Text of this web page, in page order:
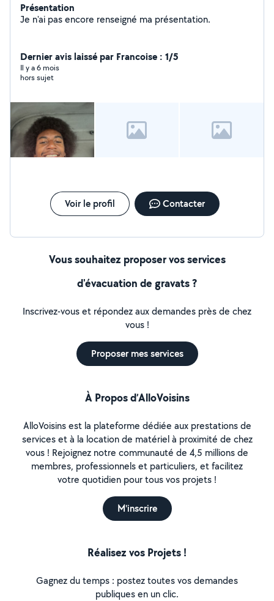
Présentation
Je n'ai pas encore renseigné ma présentation.
Dernier avis laissé par Francoise : 1/5
Il y a 6 mois
hors sujet
Voir le profil Contacter
Vous souhaitez proposer vos services
d'évacuation de gravats ?
Inscrivez-vous et répondez aux demandes près de chez
vous !
Proposer mes services
À Propos d’AlloVoisins
AlloVoisins est la plateforme dédiée aux prestations de
services et à la location de matériel à proximité de chez
vous ! Rejoignez notre communauté de 4,5 millions de
membres, professionnels et particuliers, et facilitez
votre quotidien pour tous vos projets !
M'inscrire
Réalisez vos Projets !
Gagnez du temps : postez toutes vos demandes
publiques en un clic.